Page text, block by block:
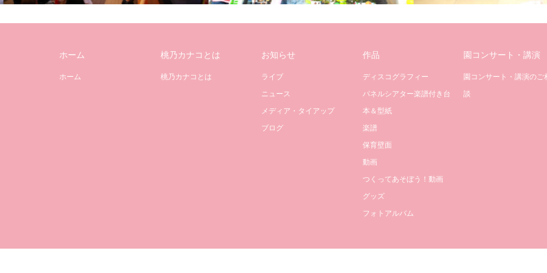
ホーム
ホーム
桃乃カナコとは
桃乃カナコとは
お知らせ
ライブ
ニュース
メディア・タイアップ
ブログ
作品
ディスコグラフィー
パネルシアター楽譜付き台
本＆型紙
楽譜
保育壁面
動画
つくってあそぼう！動画
グッズ
フォトアルバム
園コンサート・講演
園コンサート・講演のご
談